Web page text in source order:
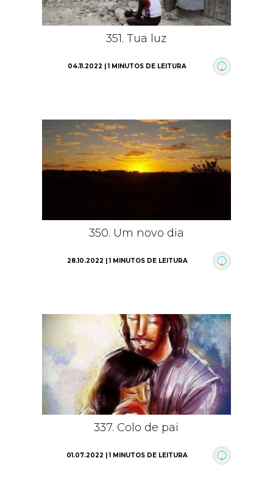
351. Tua luz
04.11.2022 | 1 MINUTOS DE LEITURA
350. Um novo dia
28.10.2022 | 1 MINUTOS DE LEITURA
337. Colo de pai
01.07.2022 | 1 MINUTOS DE LEITURA